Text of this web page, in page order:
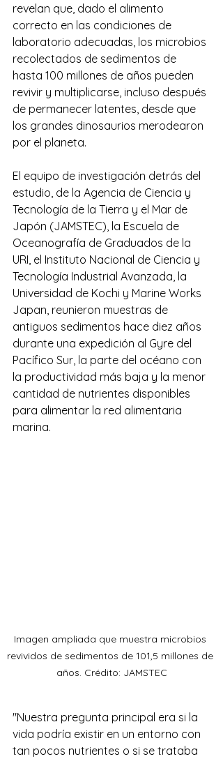
revelan que, dado el alimento
correcto en las condiciones de
laboratorio adecuadas, los microbios
recolectados de sedimentos de
hasta 100 millones de años pueden
revivir y multiplicarse, incluso después
de permanecer latentes, desde que
los grandes dinosaurios merodearon
por el planeta.
El equipo de investigación detrás del
estudio, de la Agencia de Ciencia y
Tecnología de la Tierra y el Mar de
Japón (JAMSTEC), la Escuela de
Oceanografía de Graduados de la
URI, el Instituto Nacional de Ciencia y
Tecnología Industrial Avanzada, la
Universidad de Kochi y Marine Works
Japan, reunieron muestras de
antiguos sedimentos hace diez años
durante una expedición al Gyre del
Pacífico Sur, la parte del océano con
la productividad más baja y la menor
cantidad de nutrientes disponibles
para alimentar la red alimentaria
marina.
Imagen ampliada que muestra microbios
revividos de sedimentos de 101,5 millones de
años. Crédito: JAMSTEC
"Nuestra pregunta principal era si la
vida podría existir en un entorno con
tan pocos nutrientes o si se trataba